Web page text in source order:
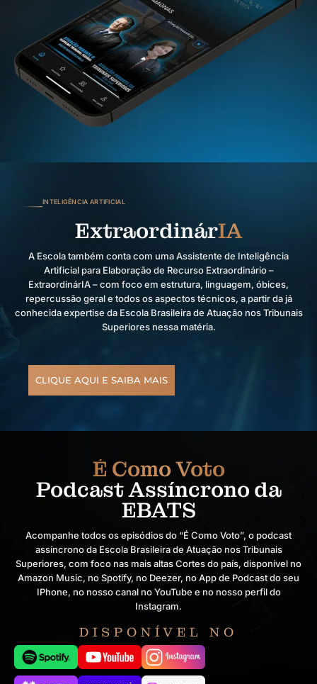
INTELIGÊNCIA ARTIFICIAL
ExtraordinárIA
A Escola também conta com uma Assistente de Inteligência
Artificial para Elaboração de Recurso Extraordinário –
ExtraordinárIA – com foco em estrutura, linguagem, óbices,
repercussão geral e todos os aspectos técnicos, a partir da já
conhecida expertise da Escola Brasileira de Atuação nos Tribunais
Superiores nessa matéria.
CLIQUE AQUI E SAIBA MAIS
É Como Voto
Podcast Assíncrono da
EBATS
Acompanhe todos os episódios do “É Como Voto”, o podcast
assíncrono da Escola Brasileira de Atuação nos Tribunais
Superiores, com foco nas mais altas Cortes do país, disponível no
Amazon Music, no Spotify, no Deezer, no App de Podcast do seu
IPhone, no nosso canal no YouTube e no nosso perfil do
Instagram.
DISPONÍVEL NO